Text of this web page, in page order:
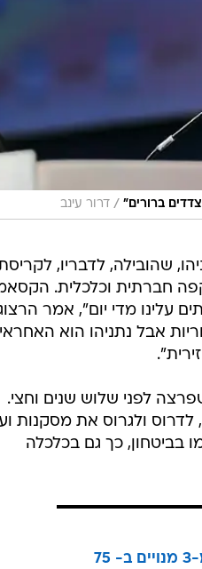
ברורים" / דרור עינב
שהובילה, לדבריו,
חברתית וכלכלית.
עלינו מדי יום", אמר
אבל נתניהו הוא האחראי
לפני שלוש שנים וחצי.
ולגרוס את מסקנות
בביטחון, כך גם בכלכלה
עוברים עכשיו לוואלה מובייל ונהנים מ-3 מנויים ב- 75